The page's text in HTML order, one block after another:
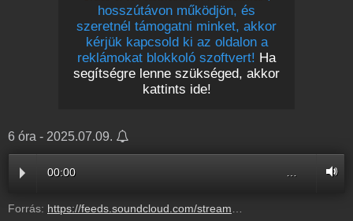
hosszútávon működjön, és
szeretnél támogatni minket, akkor
kérjük kapcsold ki az oldalon a
reklámokat blokkoló szoftvert! Ha
segítségre lenne szükséged, akkor
kattints ide!
6 óra - 2025.07.09.
00:00
Forrás: https://feeds.soundcloud.com/stream/2127226422-radio1hungary-a794de22-e2e7-4410-a5b2-cb89bede77cb.mp3